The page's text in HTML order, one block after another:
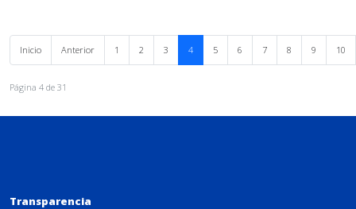
Inicio Anterior 1 2 3 4 5 6 7 8 9 10
Página 4 de 31
Transparencia